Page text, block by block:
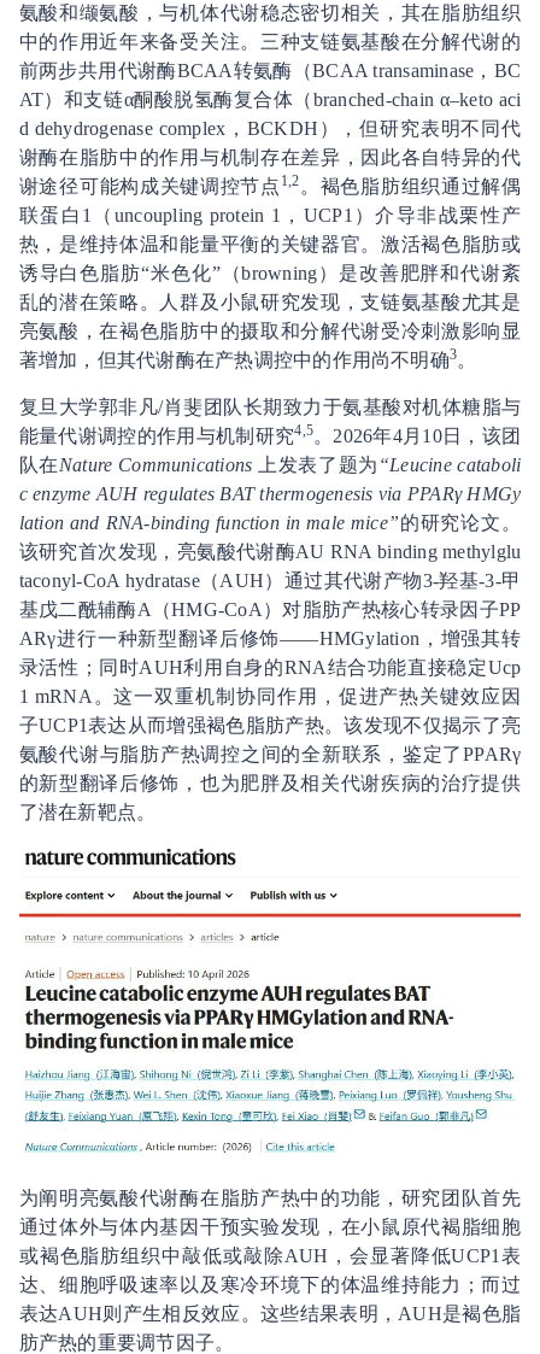
氨酸和缬氨酸，与机体代谢稳态密切相关，其在脂肪组织
中的作用近年来备受关注。三种支链氨基酸在分解代谢的
前两步共用代谢酶BCAA转氨酶（BCAA transaminase，BC
AT）和支链α酮酸脱氢酶复合体（branched-chain α–keto aci
d dehydrogenase complex，BCKDH），但研究表明不同代
谢酶在脂肪中的作用与机制存在差异，因此各自特异的代
谢途径可能构成关键调控节点 1,2 。褐色脂肪组织通过解偶
联蛋白1（uncoupling protein 1，UCP1）介导非战栗性产
热，是维持体温和能量平衡的关键器官。激活褐色脂肪或
诱导白色脂肪“米色化”（browning）是改善肥胖和代谢紊
乱的潜在策略。人群及小鼠研究发现，支链氨基酸尤其是
亮氨酸，在褐色脂肪中的摄取和分解代谢受冷刺激影响显
著增加，但其代谢酶在产热调控中的作用尚不明确3。
复旦大学郭非凡/肖斐团队长期致力于氨基酸对机体糖脂与
能量代谢调控的作用与机制研究4,5。2026年4月10日，该团
队在Nature Communications 上发表了题为 “Leucine cataboli
c enzyme AUH regulates BAT thermogenesis via PPARγ HMGy
lation and RNA-binding function in male mice”的研究论文。
该研究首次发现，亮氨酸代谢酶AU RNA binding methylglu
taconyl-CoA hydratase（AUH）通过其代谢产物3-羟基-3-甲
基戊二酰辅酶A（HMG-CoA）对脂肪产热核心转录因子PP
ARγ进行一种新型翻译后修饰——HMGylation，增强其转
录活性；同时AUH利用自身的RNA结合功能直接稳定Ucp
1 mRNA。这一双重机制协同作用，促进产热关键效应因
子UCP1表达从而增强褐色脂肪产热。该发现不仅揭示了亮
氨酸代谢与脂肪产热调控之间的全新联系，鉴定了PPARγ
的新型翻译后修饰，也为肥胖及相关代谢疾病的治疗提供
了潜在新靶点。
为阐明亮氨酸代谢酶在脂肪产热中的功能，研究团队首先
通过体外与体内基因干预实验发现，在小鼠原代褐脂细胞
或褐色脂肪组织中敲低或敲除AUH，会显著降低UCP1表
达、细胞呼吸速率以及寒冷环境下的体温维持能力；而过
表达AUH则产生相反效应。这些结果表明，AUH是褐色脂
肪产热的重要调节因子。